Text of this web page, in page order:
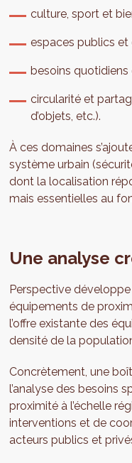
culture, sport et
espaces publics et
besoins
circularité et
d’objets, etc.).
À ces domaines
système urbain
dont la localisation
mais essentielles au
Une analyse
Perspective
équipements de
l’offre existante des
densité de la
Concrètement, une
l’analyse des besoins
proximité à l’échelle
interventions et de
acteurs publics et